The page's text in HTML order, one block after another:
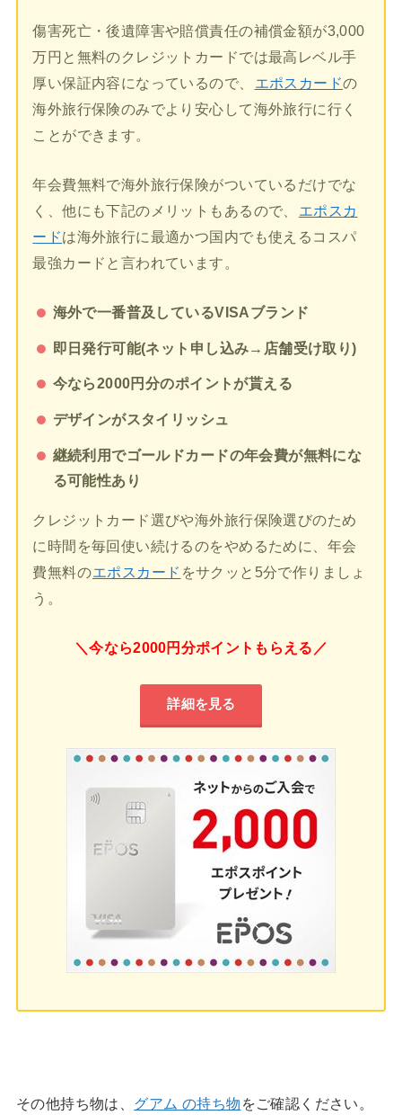
傷害死亡・後遺障害や賠償責任の補償金額が3,000
万円と無料のクレジットカードでは最高レベル手
厚い保証内容になっているので、
エポスカードの
海外旅行保険のみでより安心して海外旅行に行く
ことができます。
年会費無料で海外旅行保険がついているだけでな
く、他にも下記のメリットもあるので、
エポスカ
ードは海外旅行に最適かつ国内でも使えるコスパ
最強カードと言われています。
海外で一番普及しているVISAブランド
即日発行可能(ネット申し込み→店舗受け取り)
今なら2000円分のポイントが貰える
デザインがスタイリッシュ
継続利用でゴールドカードの年会費が無料にな
る可能性あり
クレジットカード選びや海外旅行保険選びのため
に時間を毎回使い続けるのをやめるために、年会
費無料のエポスカード をサクッと5分で作りましょ
う。
＼今なら2000円分ポイントもらえる／
詳細を見る
その他持ち物は、 グアム の持ち物 をご確認ください。